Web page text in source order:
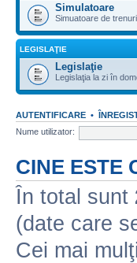
Simulatoare
Simuatoare de
LEGISLAŢIE
Legislaţie
Legislaţia la zi în
AUTENTIFICARE •
Nume utilizator:
CINE ESTE
În total sunt
(date care
Cei mai